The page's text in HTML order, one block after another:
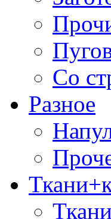
Со
Разное